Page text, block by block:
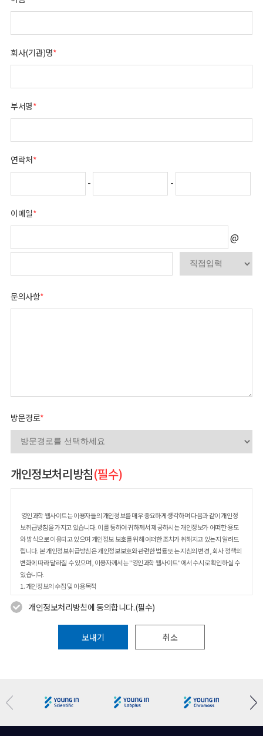
회사(기관)명*
부서명*
연락처*
- -
이메일*
@
문의사항*
방문경로*
개인정보처리방침(필수)
영인과학 웹사이트는 이용자들의 개인정보를 매우 중요하게 생각하며 다음과 같이 개인정
보취급방침을 가지고 있습니다. 이를 통하여 귀하께서 제공하시는 개인정보가 어떠한 용도
와 방식으로 이용되고 있으며 개인정보 보호를 위해 어떠한 조치가 취해지고 있는지 알려드
립니다. 본 개인정보취급방침은 개인정보보호와 관련한 법률 또는 지침의 변경, 회사 정책의
변화에 따라 달라질 수 있으며, 이용자께서는 "영인과학 웹사이트"에서 수시로 확인하실 수
있습니다.
1. 개인정보의 수집 및 이용목적
2. 개인정보수집에 대한 동의
3. 개인정보의 수집항목 및 수집방법
5. 개인정보 취급 위탁사항
6. 개인정보의 열람, 정정, 동의철회(회원탈퇴) 방법
11. 의견수렴 및 불만처리
13. 개인정보 관리책임자 등
개인정보처리방침에 동의합니다.(필수)
보내기 취소